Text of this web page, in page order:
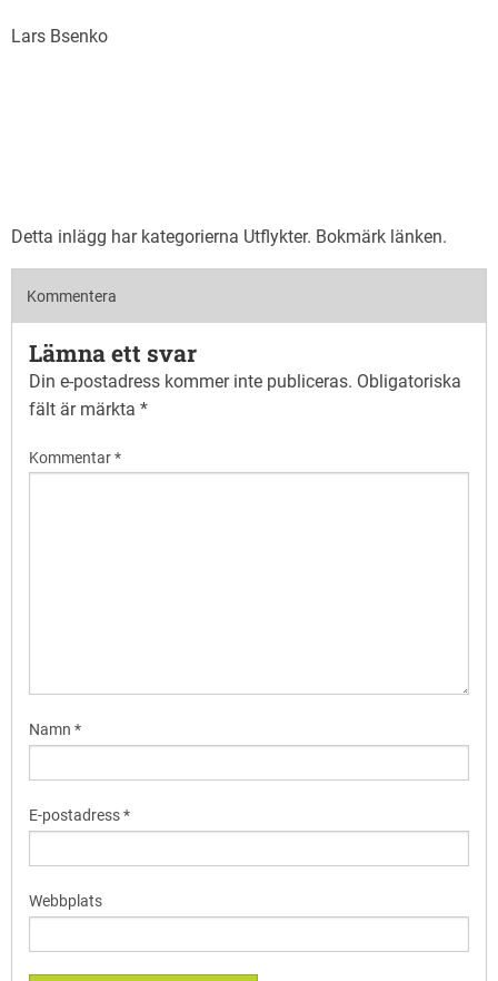
Lars Bsenko
Detta inlägg har kategorierna Utflykter. Bokmärk länken.
Kommentera
Lämna ett svar
Din e-postadress kommer inte publiceras. Obligatoriska
fält är märkta *
Kommentar*
Namn *
E-postadress*
Webbplats